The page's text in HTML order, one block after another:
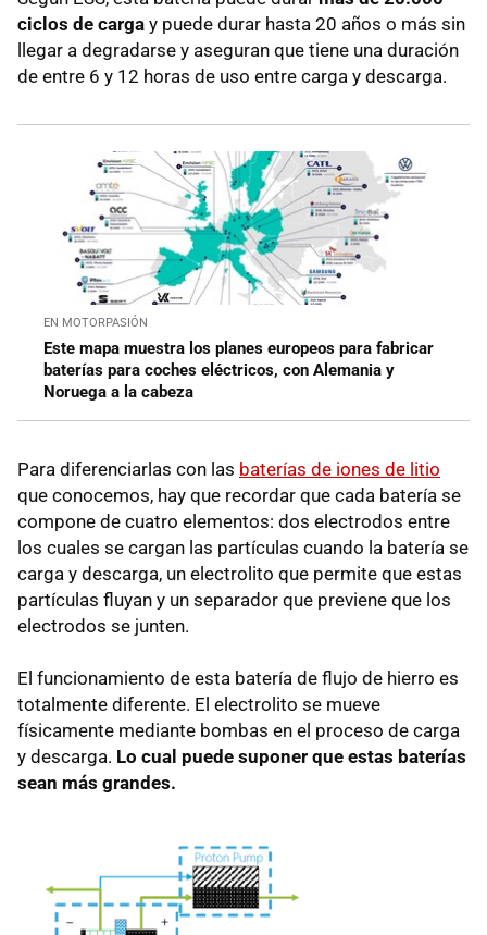
ciclos de carga y puede durar hasta 20 años o más sin
llegar a degradarse y aseguran que tiene una duración
de entre 6 y 12 horas de uso entre carga y descarga.
EN MOTORPASIÓN
Este mapa muestra los planes europeos para fabricar
baterías para coches eléctricos, con Alemania y
Noruega a la cabeza
Para diferenciarlas con las baterías de iones de litio
que conocemos, hay que recordar que cada batería se
compone de cuatro elementos: dos electrodos entre
los cuales se cargan las partículas cuando la batería se
carga y descarga, un electrolito que permite que estas
partículas fluyan y un separador que previene que los
electrodos se junten.
El funcionamiento de esta batería de flujo de hierro es
totalmente diferente. El electrolito se mueve
físicamente mediante bombas en el proceso de carga
y descarga. Lo cual puede suponer que estas baterías
sean más grandes.